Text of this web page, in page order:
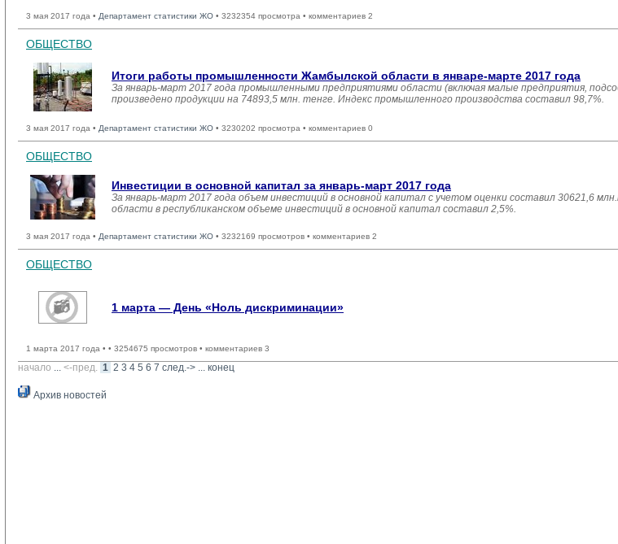
3 мая 2017 года • Департамент статистики ЖО • 3232354 просмотра • комментариев 2
ОБЩЕСТВО
Итоги работы промышленности Жамбылской области в январе-марте 2017 года
За январь-март 2017 года промышленными предприятиями области (включая малые предприятия,
произведено продукции на 74893,5 млн. тенге. Индекс промышленного производства составил 98,7%.
3 мая 2017 года • Департамент статистики ЖО • 3230202 просмотра • комментариев 0
ОБЩЕСТВО
Инвестиции в основной капитал за январь-март 2017 года
За январь-март 2017 года объем инвестиций в основной капитал с учетом оценки составил 30621,6
области в республиканском объеме инвестиций в основной капитал составил 2,5%.
3 мая 2017 года • Департамент статистики ЖО • 3232169 просмотров • комментариев 2
ОБЩЕСТВО
1 марта — День «Ноль дискриминации»
1 марта 2017 года • • 3254675 просмотров • комментариев 3
начало ... <-пред. 1 2 3 4 5 6 7 след.-> ... конец
Архив новостей